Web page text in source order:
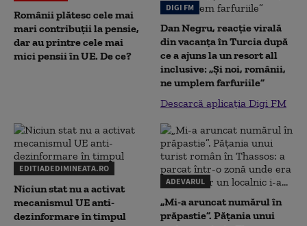
Românii plătesc cele mai
mari contribuții la pensie,
dar au printre cele mai
mici pensii în UE. De ce?
DIGI FM
Dan Negru, reacție virală
din vacanța în Turcia după
ce a ajuns la un resort all
inclusive: „Și noi, românii,
ne umplem farfuriile”
Descarcă aplicația Digi FM
EDITIADEDIMINEATA.RO
Niciun stat nu a activat
mecanismul UE anti-
dezinformare în timpul
ADEVARUL
„Mi-a aruncat numărul în
prăpastie”. Pățania unui